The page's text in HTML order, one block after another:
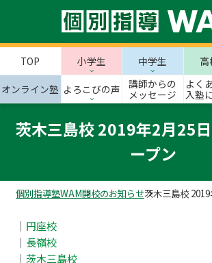
TOP 小学生 中学生 高
オンライン塾 よろこびの声
講師からの
メッセージ
よく
入塾
茨木三島校 2019年2月25
ープン
個別指導塾WAM開校のお知らせ茨木三島校
｜ 円座校
｜ 長嶺校
｜ 茨木三島校